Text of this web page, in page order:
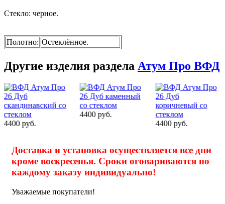
Стекло: черное.
Полотно: Остеклённое.
Другие изделия раздела Атум Про ВФД
4400 руб.
4400 руб.
4400 руб.
Доставка и установка осуществляется все дни
кроме воскресенья. Сроки оговариваются по
каждому заказу индивидуально!
Уважаемые покупатели!